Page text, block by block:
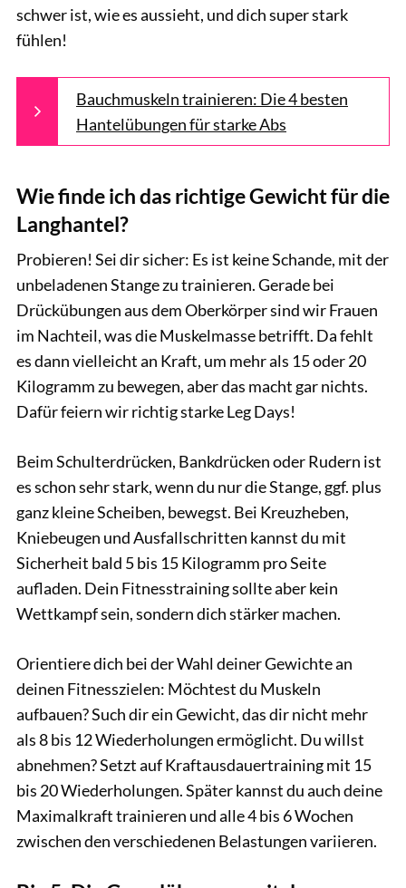
schwer ist, wie es aussieht, und dich super stark
fühlen!
Bauchmuskeln trainieren: Die 4 besten
Hantelübungen für starke Abs
Wie finde ich das richtige Gewicht für die
Langhantel?
Probieren! Sei dir sicher: Es ist keine Schande, mit der
unbeladenen Stange zu trainieren. Gerade bei
Drückübungen aus dem Oberkörper sind wir Frauen
im Nachteil, was die Muskelmasse betrifft. Da fehlt
es dann vielleicht an Kraft, um mehr als 15 oder 20
Kilogramm zu bewegen, aber das macht gar nichts.
Dafür feiern wir richtig starke Leg Days!
Beim Schulterdrücken, Bankdrücken oder Rudern ist
es schon sehr stark, wenn du nur die Stange, ggf. plus
ganz kleine Scheiben, bewegst. Bei Kreuzheben,
Kniebeugen und Ausfallschritten kannst du mit
Sicherheit bald 5 bis 15 Kilogramm pro Seite
aufladen. Dein Fitnesstraining sollte aber kein
Wettkampf sein, sondern dich stärker machen.
Orientiere dich bei der Wahl deiner Gewichte an
deinen Fitnesszielen: Möchtest du Muskeln
aufbauen? Such dir ein Gewicht, das dir nicht mehr
als 8 bis 12 Wiederholungen ermöglicht. Du willst
abnehmen? Setzt auf Kraftausdauertraining mit 15
bis 20 Wiederholungen. Später kannst du auch deine
Maximalkraft trainieren und alle 4 bis 6 Wochen
zwischen den verschiedenen Belastungen variieren.